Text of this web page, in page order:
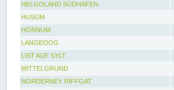
HELGOLAND SÜDHAFEN
HUSUM
HÖRNUM
LANGEOOG
LIST AUF SYLT
MITTELGRUND
NORDERNEY RIFFGAT